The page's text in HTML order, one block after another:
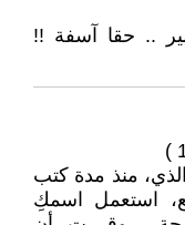
.. حقا آسفة !!
منذ مدة كتب
استعمل اسمكِ